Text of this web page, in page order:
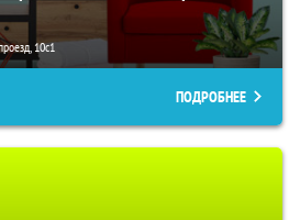
10с1
ПОДРОБНЕЕ